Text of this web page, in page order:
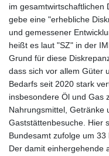
im gesamtwirtschaftlichen
gebe eine "erhebliche
und gemessener
heißt es laut "SZ" in der
Grund für diese
dass sich vor allem Güter
Bedarfs seit 2020 stark
insbesondere Öl und Gas
Nahrungsmittel, Getränke
Gaststättenbesuche. Hier
Bundesamt zufolge um
Der damit einhergehende